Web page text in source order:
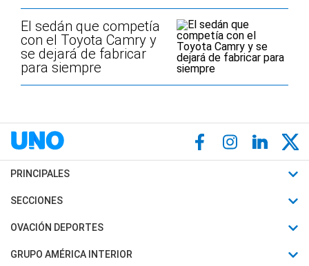
El sedán que competía
con el Toyota Camry y
se dejará de fabricar
para siempre
PRINCIPALES
Últimas Noticias
Política
SECCIONES
Horóscopo
Motores
OVACIÓN DEPORTES
Fútbol
GRUPO AMÉRICA INTERIOR